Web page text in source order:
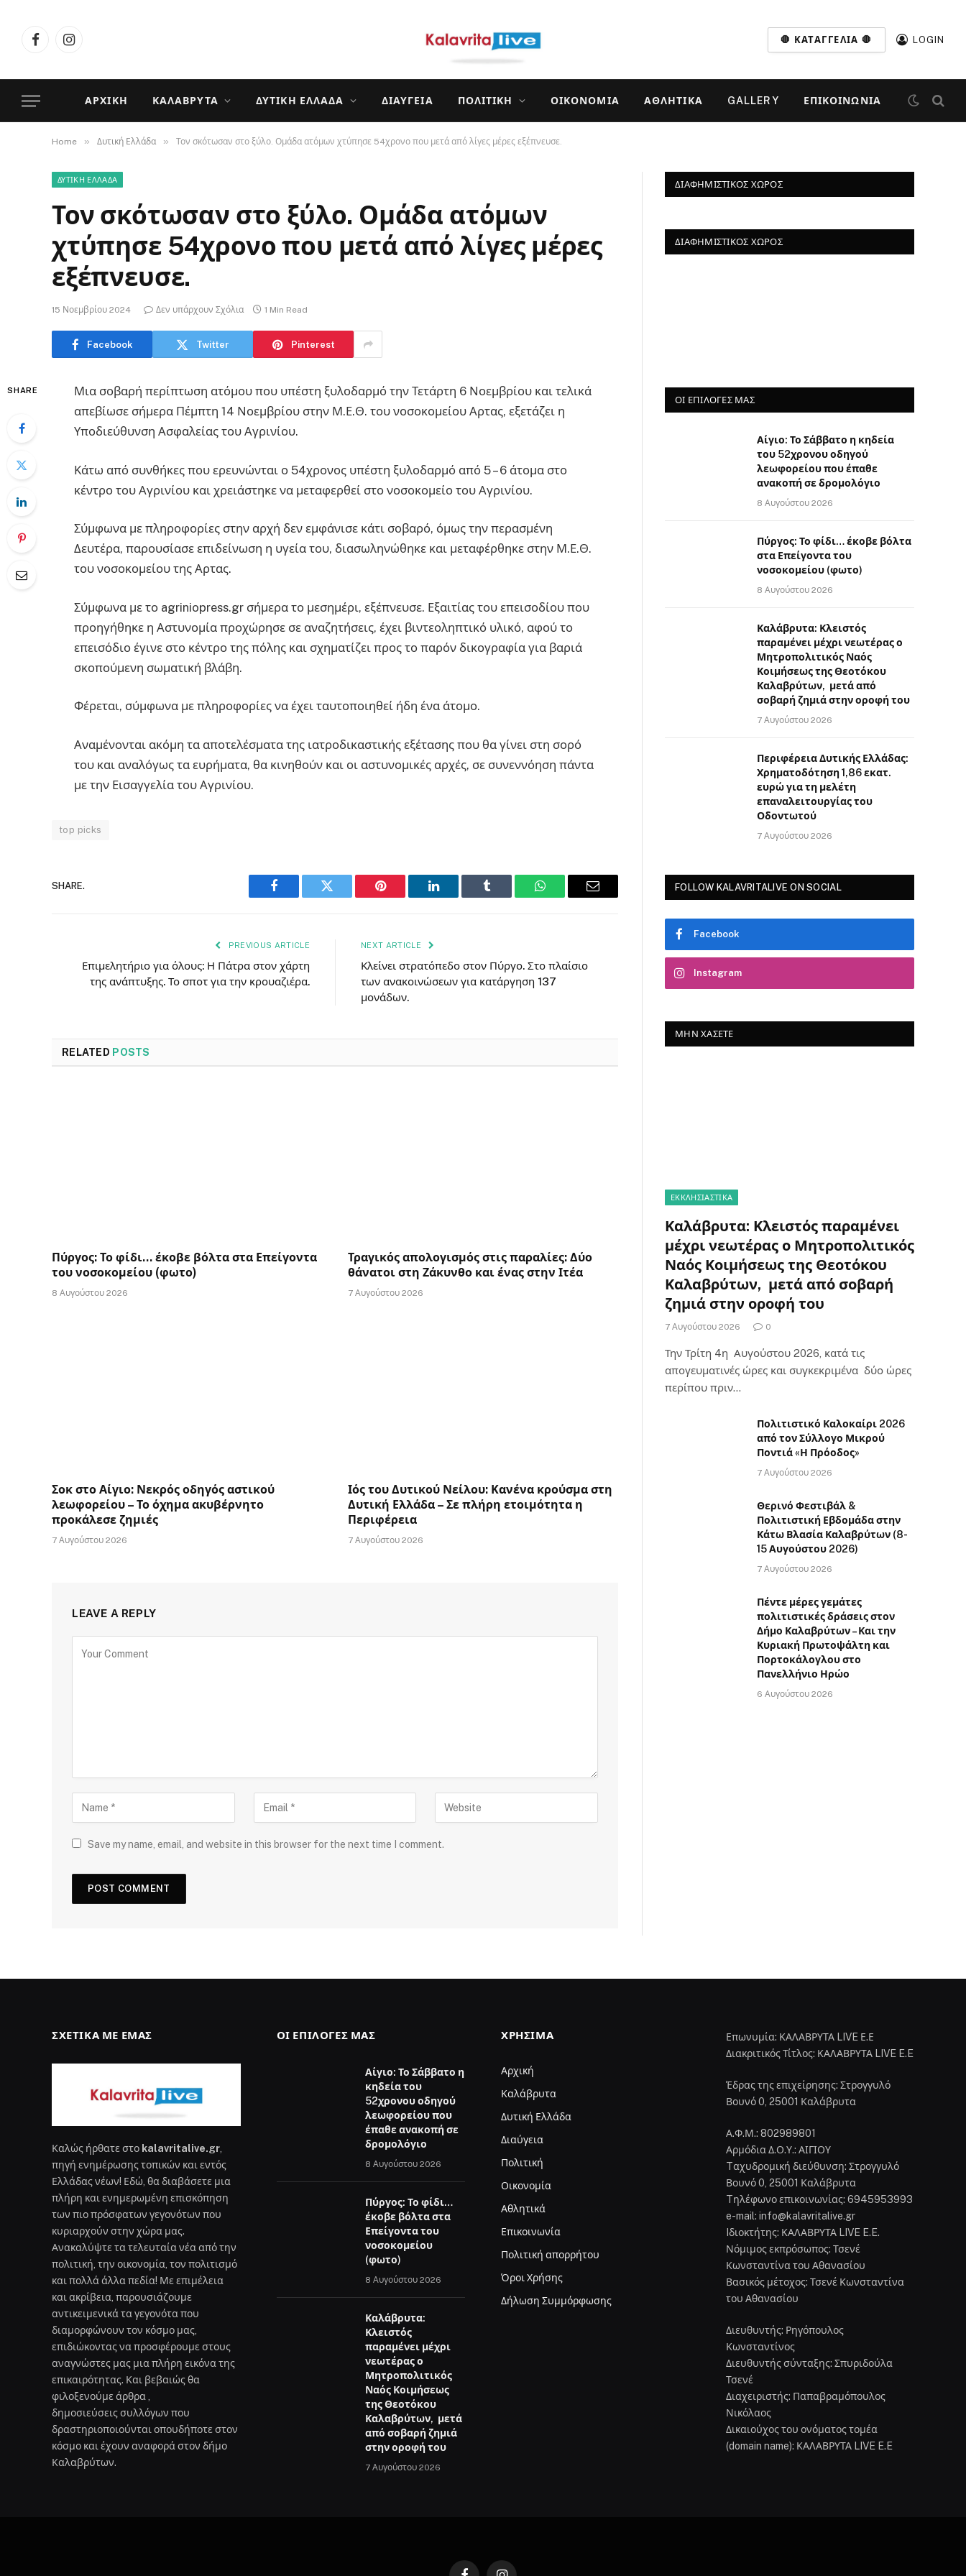
FacebookInstagram
🛑 ΚΑΤΑΓΓΕΛΊΑ 🛑 LOGIN
ΑΡΧΙΚΉ ΚΑΛΆΒΡΥΤΑ ΔΥΤΙΚΉ ΕΛΛΆΔΑ ΔΙΑΎΓΕΙΑ ΠΟΛΙΤΙΚΉ ΟΙΚΟΝΟΜΊΑ ΑΘΛΗΤΙΚΆ GALLERY ΕΠΙΚΟΙΝΩΝΊΑ
Home » Δυτική Ελλάδα » Τον σκότωσαν στο ξύλο. Ομάδα ατόμων χτύπησε 54χρονο που μετά από λίγες μέρες εξέπνευσε.
ΔΥΤΙΚΉ ΕΛΛΆΔΑ
Τον σκότωσαν στο ξύλο. Ομάδα ατόμων
χτύπησε 54χρονο που μετά από λίγες μέρες
εξέπνευσε.
15 Νοεμβρίου 2024 Δεν υπάρχουν Σχόλια 1 Min Read
Facebook Twitter Pinterest
SHARE
Μια σοβαρή περίπτωση ατόμου που υπέστη ξυλοδαρμό την Τετάρτη 6 Νοεμβρίου και τελικά
απεβίωσε σήμερα Πέμπτη 14 Νοεμβρίου στην Μ.Ε.Θ. του νοσοκομείου Αρτας, εξετάζει η
Υποδιεύθυνση Ασφαλείας του Αγρινίου.
Κάτω από συνθήκες που ερευνώνται ο 54χρονος υπέστη ξυλοδαρμό από 5 – 6 άτομα στο
κέντρο του Αγρινίου και χρειάστηκε να μεταφερθεί στο νοσοκομείο του Αγρινίου.
Σύμφωνα με πληροφορίες στην αρχή δεν εμφάνισε κάτι σοβαρό, όμως την περασμένη
Δευτέρα, παρουσίασε επιδείνωση η υγεία του, διασωληνώθηκε και μεταφέρθηκε στην Μ.Ε.Θ.
του νοσοκομείου της Αρτας.
Σύμφωνα με το agriniopress.gr σήμερα το μεσημέρι, εξέπνευσε. Εξαιτίας του επεισοδίου που
προηγήθηκε η Αστυνομία προχώρησε σε αναζητήσεις, έχει βιντεοληπτικό υλικό, αφού το
επεισόδιο έγινε στο κέντρο της πόλης και σχηματίζει προς το παρόν δικογραφία για βαριά
σκοπούμενη σωματική βλάβη.
Φέρεται, σύμφωνα με πληροφορίες να έχει ταυτοποιηθεί ήδη ένα άτομο.
Αναμένονται ακόμη τα αποτελέσματα της ιατροδικαστικής εξέτασης που θα γίνει στη σορό
του και αναλόγως τα ευρήματα, θα κινηθούν και οι αστυνομικές αρχές, σε συνεννόηση πάντα
με την Εισαγγελία του Αγρινίου.
top picks
SHARE.
Facebook Twitter Pinterest LinkedIn Tumblr WhatsAppEmail
PREVIOUS ARTICLE
Επιμελητήριο για όλους: Η Πάτρα στον χάρτη
της ανάπτυξης. Το σποτ για την κρουαζιέρα.
NEXT ARTICLE
Κλείνει στρατόπεδο στον Πύργο. Στο πλαίσιο
των ανακοινώσεων για κατάργηση 137
μονάδων.
RELATED POSTS
Πύργος: Το φίδι… έκοβε βόλτα στα Επείγοντα
του νοσοκομείου (φωτο)
8 Αυγούστου 2026
Τραγικός απολογισμός στις παραλίες: Δύο
θάνατοι στη Ζάκυνθο και ένας στην Ιτέα
7 Αυγούστου 2026
Σοκ στο Αίγιο: Νεκρός οδηγός αστικού
λεωφορείου – Το όχημα ακυβέρνητο
προκάλεσε ζημιές
7 Αυγούστου 2026
Ιός του Δυτικού Νείλου: Κανένα κρούσμα στη
Δυτική Ελλάδα – Σε πλήρη ετοιμότητα η
Περιφέρεια
7 Αυγούστου 2026
LEAVE A REPLY
Save my name, email, and website in this browser for the next time I comment.
ΔΙΑΦΗΜΙΣΤΙΚΌΣ ΧΏΡΟΣ
ΔΙΑΦΗΜΙΣΤΙΚΌΣ ΧΏΡΟΣ
ΟΙ ΕΠΙΛΟΓΈΣ ΜΑΣ
Αίγιο: Το Σάββατο η κηδεία
του 52χρονου οδηγού
λεωφορείου που έπαθε
ανακοπή σε δρομολόγιο
8 Αυγούστου 2026
Πύργος: Το φίδι… έκοβε βόλτα
στα Επείγοντα του
νοσοκομείου (φωτο)
8 Αυγούστου 2026
Καλάβρυτα: Κλειστός
παραμένει μέχρι νεωτέρας ο
Μητροπολιτικός Ναός
Κοιμήσεως της Θεοτόκου
Καλαβρύτων, μετά από
σοβαρή ζημιά στην οροφή του
7 Αυγούστου 2026
Περιφέρεια Δυτικής Ελλάδας:
Χρηματοδότηση 1,86 εκατ.
ευρώ για τη μελέτη
επαναλειτουργίας του
Οδοντωτού
7 Αυγούστου 2026
FOLLOW KALAVRITALIVE ON SOCIAL
Facebook
Instagram
ΜΗΝ ΧΆΣΕΤΕ
ΕΚΚΛΗΣΙΑΣΤΙΚΑ
Καλάβρυτα: Κλειστός παραμένει
μέχρι νεωτέρας ο Μητροπολιτικός
Ναός Κοιμήσεως της Θεοτόκου
Καλαβρύτων, μετά από σοβαρή
ζημιά στην οροφή του
7 Αυγούστου 2026 0
Την Τρίτη 4η Αυγούστου 2026, κατά τις
απογευματινές ώρες και συγκεκριμένα δύο ώρες
περίπου πριν…
Πολιτιστικό Καλοκαίρι 2026
από τον Σύλλογο Μικρού
Ποντιά «Η Πρόοδος»
7 Αυγούστου 2026
Θερινό Φεστιβάλ &
Πολιτιστική Εβδομάδα στην
Κάτω Βλασία Καλαβρύτων (8-
15 Αυγούστου 2026)
7 Αυγούστου 2026
Πέντε μέρες γεμάτες
πολιτιστικές δράσεις στον
Δήμο Καλαβρύτων – Και την
Κυριακή Πρωτοψάλτη και
Πορτοκάλογλου στο
Πανελλήνιο Ηρώο
6 Αυγούστου 2026
ΣΧΕΤΙΚΆ ΜΕ ΕΜΆΣ
Καλώς ήρθατε στο kalavritalive.gr
πηγή ενημέρωσης τοπικών και εντός
Ελλάδας νέων! Εδώ, θα διαβάσετε μια
πλήρη και ενημερωμένη επισκόπηση
των πιο πρόσφατων γεγονότων που
κυριαρχούν στην χώρα μας.
Ανακαλύψτε τα τελευταία νέα από την
πολιτική, την οικονομία, τον πολιτισμό
και πολλά άλλα πεδία! Με επιμέλεια
και ακρίβεια, παρουσιάζουμε
αντικειμενικά τα γεγονότα που
διαμορφώνουν τον κόσμο μας,
επιδιώκοντας να προσφέρουμε στους
αναγνώστες μας μια πλήρη εικόνα της
επικαιρότητας. Και βεβαιώς θα
φιλοξενούμε άρθρα ,
δημοσιεύσεις συλλόγων που
δραστηριοποιούνται οπουδήποτε στον
κόσμο και έχουν αναφορά στον δήμο
Καλαβρύτων.
ΟΙ ΕΠΙΛΟΓΈΣ ΜΑΣ
Αίγιο: Το Σάββατο η
κηδεία του
52χρονου οδηγού
λεωφορείου που
έπαθε ανακοπή σε
δρομολόγιο
8 Αυγούστου 2026
Πύργος: Το φίδι…
έκοβε βόλτα στα
Επείγοντα του
νοσοκομείου
(φωτο)
8 Αυγούστου 2026
Καλάβρυτα:
Κλειστός
παραμένει μέχρι
νεωτέρας ο
Μητροπολιτικός
Ναός Κοιμήσεως
της Θεοτόκου
Καλαβρύτων, μετά
από σοβαρή ζημιά
στην οροφή του
7 Αυγούστου 2026
ΧΡΉΣΙΜΑ
Αρχική
Καλάβρυτα
Δυτική Ελλάδα
Διαύγεια
Πολιτική
Οικονομία
Αθλητικά
Επικοινωνία
Πολιτική απορρήτου
Όροι Χρήσης
Δήλωση Συμμόρφωσης
Επωνυμία: ΚΑΛΑΒΡΥΤΑ LIVE Ε.Ε
Διακριτικός Τίτλος: ΚΑΛΑΒΡΥΤΑ LIVE E.E
Έδρας της επιχείρησης: Στρογγυλό
Βουνό 0, 25001 Καλάβρυτα
Α.Φ.Μ.: 802989801
Αρμόδια Δ.Ο.Υ.: ΑΙΓΙΟΥ
Tαχυδρομική διεύθυνση: Στρογγυλό
Βουνό 0, 25001 Καλάβρυτα
Tηλέφωνο επικοινωνίας: 6945953993
e-mail: info@kalavritalive.gr
Iδιοκτήτης: ΚΑΛΑΒΡΥΤΑ LIVE E.E.
Νόμιμος εκπρόσωπος: Τσενέ
Κωνσταντίνα του Αθανασίου
Βασικός μέτοχος: Τσενέ Κωνσταντίνα
του Αθανασίου
Διευθυντής: Ρηγόπουλος
Κωνσταντίνος
Διευθυντής σύνταξης: Σπυριδούλα
Τσενέ
Διαχειριστής: Παπαβραμόπουλος
Νικόλαος
Δικαιούχος του ονόματος τομέα
(domain name): ΚΑΛΑΒΡΥΤΑ LIVE E.E